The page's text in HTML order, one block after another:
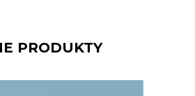
PRODUKTY